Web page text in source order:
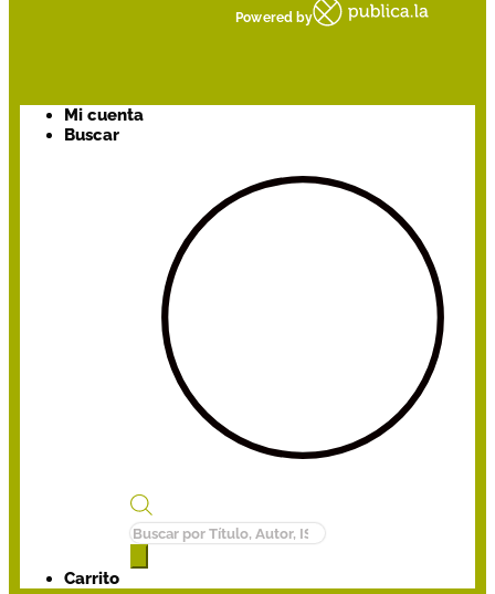
Powered by
Mi cuenta
Buscar
Búsqueda
de
Carrito